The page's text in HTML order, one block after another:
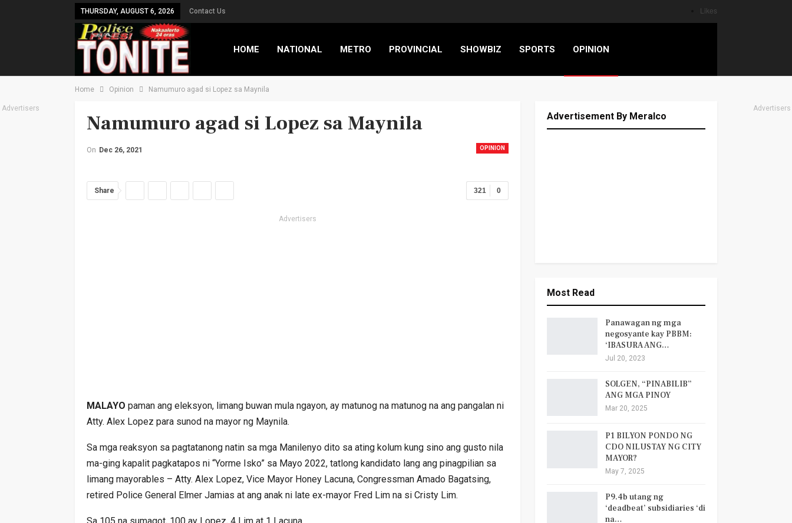
Likes
THURSDAY, AUGUST 6, 2026 Contact Us
HOME NATIONAL METRO PROVINCIAL SHOWBIZ SPORTS OPINION
Home Opinion Namumuro agad si Lopez sa Maynila
Advertisers Advertisers
Namumuro agad si Lopez sa Maynila
OPINION
On Dec 26, 2021
0
321
Share
Advertisers
MALAYO paman ang eleksyon, limang buwan mula ngayon, ay matunog na matunog na ang pangalan ni
Atty. Alex Lopez para sunod na mayor ng Maynila.
Sa mga reaksyon sa pagtatanong natin sa mga Manilenyo dito sa ating kolum kung sino ang gusto nila
ma-ging kapalit pagkatapos ni “Yorme Isko” sa Mayo 2022, tatlong kandidato lang ang pinagpilian sa
limang mayorables – Atty. Alex Lopez, Vice Mayor Honey Lacuna, Congressman Amado Bagatsing,
retired Police General Elmer Jamias at ang anak ni late ex-mayor Fred Lim na si Cristy Lim.
Advertisement By Meralco
Most Read
Panawagan ng mga
negosyante kay PBBM:
‘IBASURA ANG…
Jul 20, 2023
SOLGEN, “PINABILIB”
ANG MGA PINOY
Mar 20, 2025
P1 BILYON PONDO NG
CDO NILUSTAY NG CITY
MAYOR?
May 7, 2025
P9.4b utang ng
‘deadbeat’ subsidiaries ‘di
na…